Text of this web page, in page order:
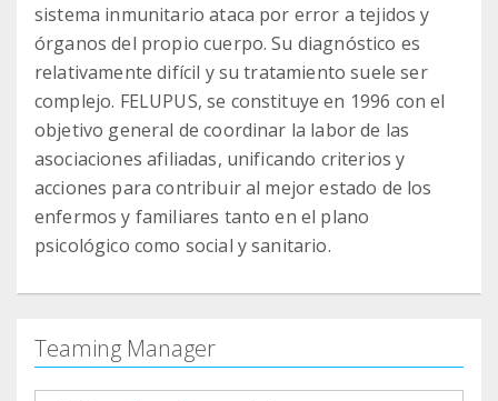
sistema inmunitario ataca por error a tejidos y
órganos del propio cuerpo. Su diagnóstico es
relativamente difícil y su tratamiento suele ser
complejo. FELUPUS, se constituye en 1996 con el
objetivo general de coordinar la labor de las
asociaciones afiliadas, unificando criterios y
acciones para contribuir al mejor estado de los
enfermos y familiares tanto en el plano
psicológico como social y sanitario.
Teaming Manager